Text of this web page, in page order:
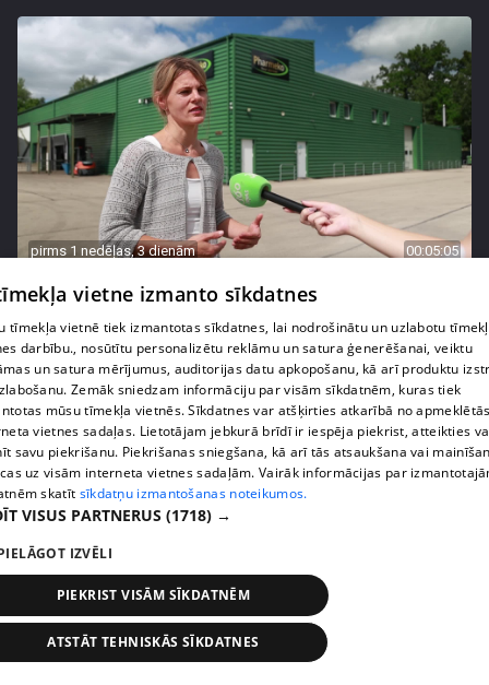
pirms 1 nedēļas, 3 dienām 00:05:05
Melleņu zelta drudzis: kas nosaka iepirkuma
cenu?
409. epizode
pirms 1 nedēļas, 3 dienām
Ogas un sēnes šogad dārgākas, bet uzpirkšanas
vietne izmanto sīkdatnes
tīmekļa vietnē tiek izmantotas sīkdatnes, lai nodrošinātu un uzlabotu
darbību., nosūtītu personalizētu reklāmu un satura ģenerēšanai, veiktu
un satura mērījumus, auditorijas datu apkopošanu, kā arī produktu
Zemāk sniedzam informāciju par visām sīkdatnēm, kuras tiek
mūsu tīmekļa vietnēs. Sīkdatnes var atšķirties atkarībā no
vietnes sadaļas. Lietotājam jebkurā brīdī ir iespēja piekrist, atteikties
savu piekrišanu. Piekrišanas sniegšana, kā arī tās atsaukšana vai
uz visām interneta vietnes sadaļām. Vairāk informācijas par
skatīt sīkdatņu izmantošanas noteikumos.
VISUS PARTNERUS (1718) →
IZVĒLI
PIEKRIST VISĀM SĪKDATNĒM
ATSTĀT TEHNISKĀS SĪKDATNES